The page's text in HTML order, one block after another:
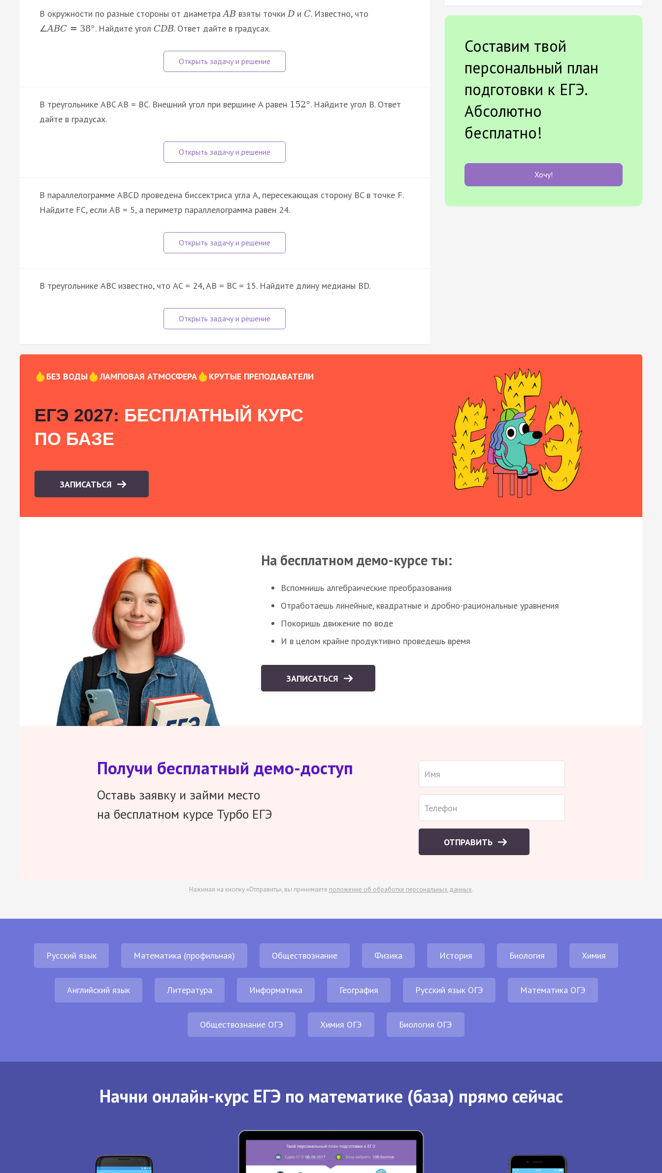
В окружности по разные стороны от диаметраAB взяты точкиD и C. Известно, что
∠ABC = 38°. Найдите угол CDB. Ответ дайте в градусах.
В треугольнике ABC AB = BC. Внешний угол при вершине A равен 152°. Найдите угол B. Ответ
дайте в градусах.
В параллелограмме ABCD проведена биссектриса угла A, пересекающая сторону BC в точке F.
Найдите FC, если AB = 5, а периметр параллелограмма равен 24.
В треугольнике ABC известно, что AC = 24, AB = BC = 15. Найдите длину медианы BD.
Составим твой
персональный план
подготовки к ЕГЭ.
Абсолютно
бесплатно!
Хочу!
БЕЗ ВОДЫ ЛАМПОВАЯ АТМОСФЕРА КРУТЫЕ ПРЕПОДАВАТЕЛИ
ЕГЭ 2027: БЕСПЛАТНЫЙ КУРС
ПО БАЗЕ
ЗАПИСАТЬСЯ
На бесплатном демо-курсе ты:
Вспомнишь алгебраические преобразования
Отработаешь линейные, квадратные и дробно-рациональные уравнения
Покоришь движение по воде
И в целом крайне продуктивно проведешь время
ЗАПИСАТЬСЯ
Получи бесплатный демо-доступ
Оставь заявку и займи место
на бесплатном курсе Турбо ЕГЭ
ОТПРАВИТЬ
Нажимая на кнопку «Отправить», вы принимаете положение об обработке персональных данных.
Русский язык Математика (профильная) Обществознание Физика История Биология Химия
Английский язык Литература Информатика География Русский язык ОГЭ Математика ОГЭ
Обществознание ОГЭ Химия ОГЭ Биология ОГЭ
Начни онлайн-курс ЕГЭ по математике (база) прямо сейчас